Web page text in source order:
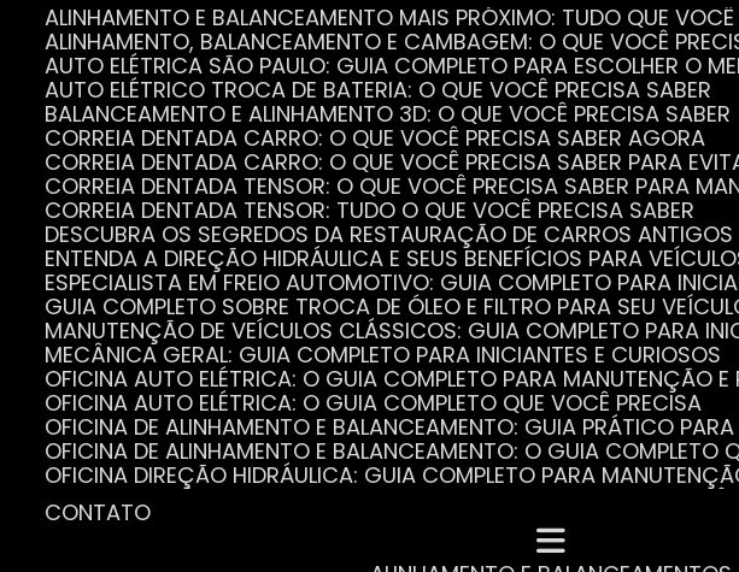
ALINHAMENTO E BALANCEAMENTO MAIS PRÓXIMO: TUDO QUE
ALINHAMENTO, BALANCEAMENTO E CAMBAGEM: O QUE VOCÊ
AUTO ELÉTRICA SÃO PAULO: GUIA COMPLETO PARA ESCOLHER O
AUTO ELÉTRICO TROCA DE BATERIA: O QUE VOCÊ PRECISA SABER
BALANCEAMENTO E ALINHAMENTO 3D: O QUE VOCÊ PRECISA SABER
CORREIA DENTADA CARRO: O QUE VOCÊ PRECISA SABER AGORA
CORREIA DENTADA CARRO: O QUE VOCÊ PRECISA SABER PARA
CORREIA DENTADA TENSOR: O QUE VOCÊ PRECISA SABER PARA
CORREIA DENTADA TENSOR: TUDO O QUE VOCÊ PRECISA SABER
DESCUBRA OS SEGREDOS DA RESTAURAÇÃO DE CARROS ANTIGOS
ENTENDA A DIREÇÃO HIDRÁULICA E SEUS BENEFÍCIOS PARA
ESPECIALISTA EM FREIO AUTOMOTIVO: GUIA COMPLETO PARA
GUIA COMPLETO SOBRE TROCA DE ÓLEO E FILTRO PARA SEU
MANUTENÇÃO DE VEÍCULOS CLÁSSICOS: GUIA COMPLETO PARA
MECÂNICA GERAL: GUIA COMPLETO PARA INICIANTES E CURIOSOS
OFICINA AUTO ELÉTRICA: O GUIA COMPLETO PARA MANUTENÇÃO E
OFICINA AUTO ELÉTRICA: O GUIA COMPLETO QUE VOCÊ PRECISA
OFICINA DE ALINHAMENTO E BALANCEAMENTO: GUIA PRÁTICO
OFICINA DE ALINHAMENTO E BALANCEAMENTO: O GUIA COMPLETO
OFICINA DIREÇÃO HIDRÁULICA: GUIA COMPLETO PARA
OFICINA MECÂNICA COMPLETA PARA BLINDADOS: TUDO QUE VOCÊ
POR QUE A REVISÃO AUTOMOTIVA É ESSENCIAL PARA O
SERVIÇO DE ALINHAMENTO E BALANCEAMENTO: O QUE VOCÊ
CONTATO